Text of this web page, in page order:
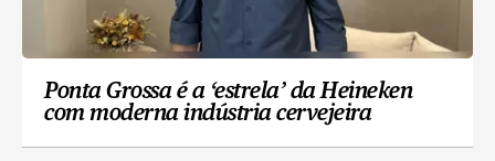
Ponta Grossa é a ‘estrela’ da Heineken
com moderna indústria cervejeira